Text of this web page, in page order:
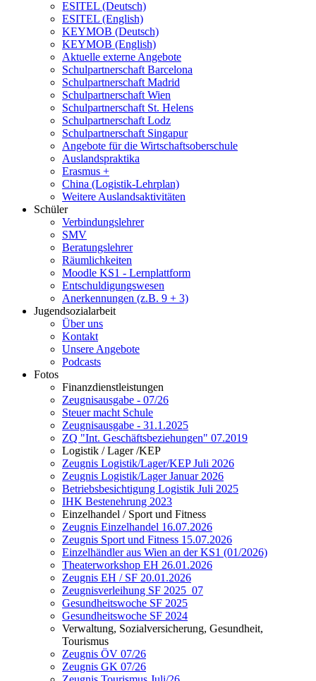
ESITEL (Deutsch)
ESITEL (English)
KEYMOB (Deutsch)
KEYMOB (English)
Aktuelle externe Angebote
Schulpartnerschaft Barcelona
Schulpartnerschaft Madrid
Schulpartnerschaft Wien
Schulpartnerschaft St. Helens
Schulpartnerschaft Lodz
Schulpartnerschaft Singapur
Angebote für die Wirtschaftsoberschule
Auslandspraktika
Erasmus +
China (Logistik-Lehrplan)
Weitere Auslandsaktivitäten
Schüler
Verbindungslehrer
SMV
Beratungslehrer
Räumlichkeiten
Moodle KS1 - Lernplattform
Entschuldigungswesen
Anerkennungen (z.B. 9 + 3)
Jugendsozialarbeit
Über uns
Kontakt
Unsere Angebote
Podcasts
Fotos
Finanzdienstleistungen
Zeugnisausgabe - 07/26
Steuer macht Schule
Zeugnisausgabe - 31.1.2025
ZQ "Int. Geschäftsbeziehungen" 07.2019
Logistik / Lager /KEP
Zeugnis Logistik/Lager/KEP Juli 2026
Zeugnis Logistik/Lager Januar 2026
Betriebsbesichtigung Logistik Juli 2025
IHK Bestenehrung 2023
Einzelhandel / Sport und Fitness
Zeugnis Einzelhandel 16.07.2026
Zeugnis Sport und Fitness 15.07.2026
Einzelhändler aus Wien an der KS1 (01/2026)
Theaterworkshop EH 26.01.2026
Zeugnis EH / SF 20.01.2026
Zeugnisverleihung SF 2025_07
Gesundheitswoche SF 2025
Gesundheitswoche SF 2024
Verwaltung, Sozialversicherung, Gesundheit,
Tourismus
Zeugnis ÖV 07/26
Zeugnis GK 07/26